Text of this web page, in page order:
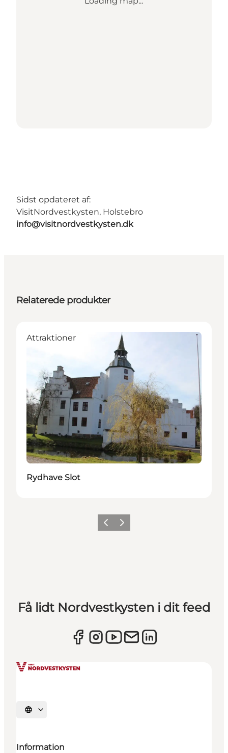
Sidst opdateret af:
VisitNordvestkysten, Holstebro
info@visitnordvestkysten.dk
Relaterede produkter
Attraktioner
Rydhave Slot
ForrigeNæste
Få lidt Nordvestkysten i dit feed
Vælg sprog
Information